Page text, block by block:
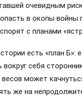
очевидным
в окопы войны
с планами
есть «план Б»:
себя
может
же на